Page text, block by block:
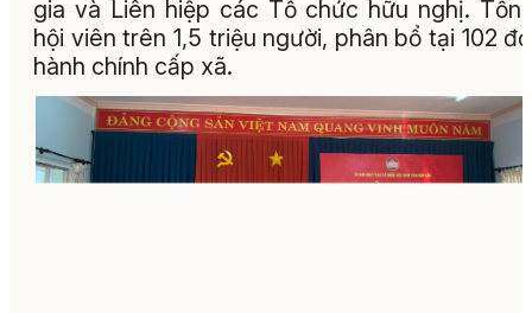
gia và Liên hiệp các Tổ chức hữu nghị.
hội viên trên 1,5 triệu người, phân bổ tại 102
hành chính cấp xã.